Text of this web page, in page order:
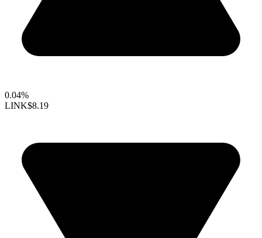
0.04%
LINK$8.19